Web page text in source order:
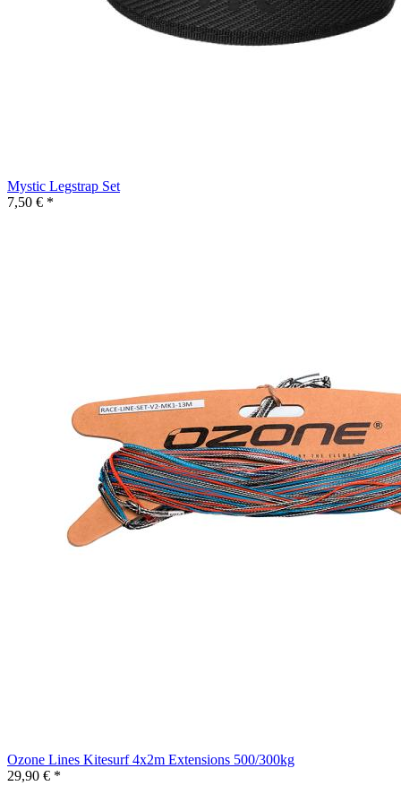
Mystic Legstrap Set
7,50 € *
Ozone Lines Kitesurf 4x2m Extensions 500/300kg
29,90 € *